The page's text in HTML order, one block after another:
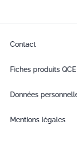
Contact
Fiches produits QCE
Données
Mentions légales